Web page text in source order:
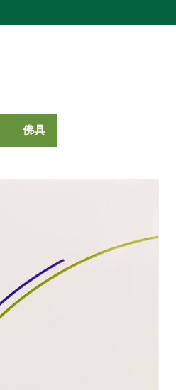
转
佛具